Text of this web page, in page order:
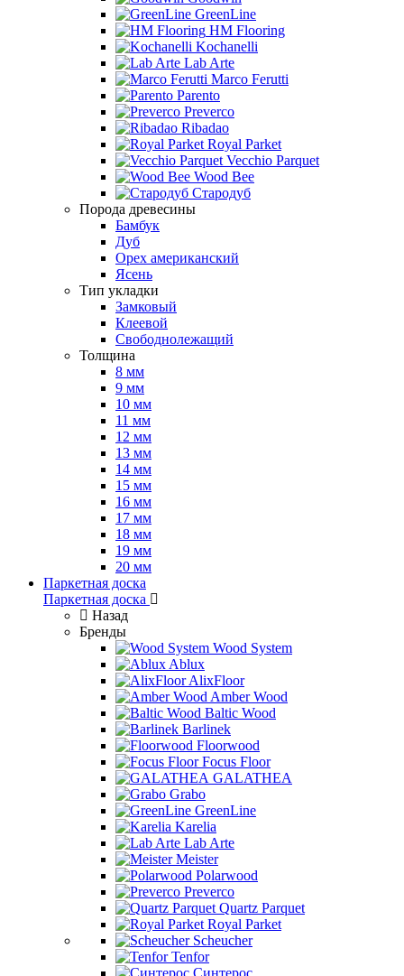
GreenLine
HM Flooring
Kochanelli
Lab Arte
Marco Ferutti
Parento
Preverco
Ribadao
Royal Parket
Vecchio Parquet
Wood Bee
Стародуб
Порода древесины
Бамбук
Дуб
Орех американский
Ясень
Тип укладки
Замковый
Клеевой
Свободнолежащий
Толщина
8 мм
9 мм
10 мм
11 мм
12 мм
13 мм
14 мм
15 мм
16 мм
17 мм
18 мм
19 мм
20 мм
Паркетная доска
Паркетная доска
Назад
Бренды
Wood System
Ablux
AlixFloor
Amber Wood
Baltic Wood
Barlinek
Floorwood
Focus Floor
GALATHEA
Grabo
GreenLine
Karelia
Lab Arte
Meister
Polarwood
Preverco
Quartz Parquet
Royal Parket
Scheucher
Tenfor
Синтерос